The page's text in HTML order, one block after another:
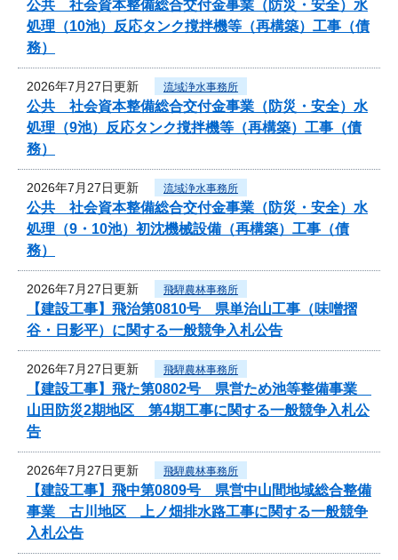
公共 社会資本整備総合交付金事業（防災・安全）水
処理（10池）反応タンク撹拌機等（再構築）工事（債
務）
2026年7月27日更新 流域浄水事務所
公共 社会資本整備総合交付金事業（防災・安全）水
処理（9池）反応タンク撹拌機等（再構築）工事（債
務）
2026年7月27日更新 流域浄水事務所
公共 社会資本整備総合交付金事業（防災・安全）水
処理（9・10池）初沈機械設備（再構築）工事（債
務）
2026年7月27日更新 飛騨農林事務所
【建設工事】飛治第0810号 県単治山工事（味噌摺
谷・日影平）に関する一般競争入札公告
2026年7月27日更新 飛騨農林事務所
【建設工事】飛た第0802号 県営ため池等整備事業
山田防災2期地区 第4期工事に関する一般競争入札公
告
2026年7月27日更新 飛騨農林事務所
【建設工事】飛中第0809号 県営中山間地域総合整備
事業 古川地区 上ノ畑排水路工事に関する一般競争
入札公告